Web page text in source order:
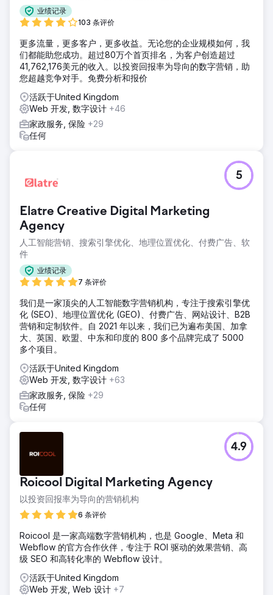
解决方案
我们为用户量身定制了桌面和移动端网站，并将其开发成一个
度、信任度和易用性。我们还采用了分步表单，以减少用户操
作步骤，更有效地引导用户完成咨询，并打造更流畅的转化流
程。
重新设计的网站转化率提升了35%，同时也增强了客户的品牌
信誉。新设计打造了更专业的数字化形象，优化的咨询流程让
用户更容易联系到公司，整体用户体验的提升也为企业在竞争
激烈的金融市场中站稳了脚跟。
业绩记录
103 条评价
更多流量，更多客户，更多收益。无论您的企业规模如何，我
们都能助您成功。超过80万个首页排名，为客户创造超过
41,762,176美元的收入。以投资回报率为导向的数字营销，助
您超越竞争对手。免费分析和报价
活跃于United Kingdom
Web 开发, 数字设计 +46
家政服务, 保险 +29
任何
Elatre Creative Digital Marketing
Agency
人工智能营销、搜索引擎优化、地理位置优化、付费广告、软
件
业绩记录
7 条评价
5
我们是一家顶尖的人工智能数字营销机构，专注于搜索引擎优
化 (SEO)、地理位置优化 (GEO)、付费广告、网站设计、B2B
营销和定制软件。自 2021 年以来，我们已为遍布美国、加拿
大、英国、欧盟、中东和印度的 800 多个品牌完成了 5000
多个项目。
活跃于United Kingdom
Web 开发, 数字设计 +63
家政服务, 保险 +29
任何
Roicool Digital Marketing Agency
以投资回报率为导向的营销机构
6 条评价
4.9
Roicool 是一家高端数字营销机构，也是 Google、Meta 和
Webflow 的官方合作伙伴，专注于 ROI 驱动的效果营销、高
级 SEO 和高转化率的 Webflow 设计。
活跃于United Kingdom
Web 开发, Web 设计 +7